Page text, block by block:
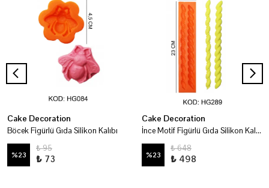
Cake Decoration
Böcek Figürlü Gıda Silikon Kalıbı
%23
₺ 95
₺ 73
Cake Decoration
İnce Motif Figürlü Gıda Silikon Kalıbı
%23
₺ 648
₺ 498